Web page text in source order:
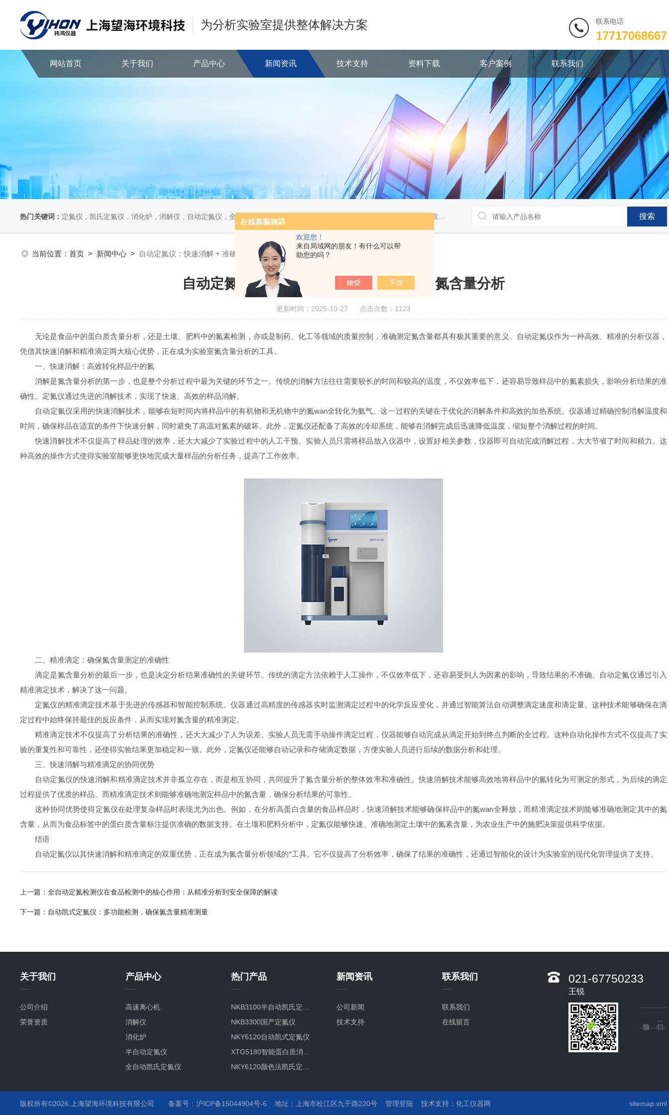
欢迎您！
来自局域网的朋友！有什么可以帮
助您的吗？
为分析实验室提供整体解决方案 联系电话
17717068667
网站首页 关于我们 产品中心 新闻资讯 技术支持 资料下载 客户案例 联系我们
热门关键词： 定氮仪，凯氏定氮仪，消化炉，消解仪，自动定氮仪，全自动定氮仪，半自动定氮仪，自动凯氏定氮仪，半自动凯氏定氮仪，全自动凯氏定氮仪
当前位置： 首页 > 新闻中心 > 自动定氮仪：快速消解 + 准确滴定，助力氮含量分析
自动定氮仪：快速消解 + 准确滴定，助力氮含量分析
更新时间：2025-10-27 点击次数：1123
无论是食品中的蛋白质含量分析，还是土壤、肥料中的氮素检测，亦或是制药、化工等领域的质量控制，准确测定氮含量都具有极其重要的意义。自动定氮仪作为一种高效、精准的分析仪器，
凭借其快速消解和精准滴定两大核心优势，正在成为实验室氮含量分析的工具。
一、快速消解：高效转化样品中的氮
消解是氮含量分析的第一步，也是整个分析过程中最为关键的环节之一。传统的消解方法往往需要较长的时间和较高的温度，不仅效率低下，还容易导致样品中的氮素损失，影响分析结果的准
确性。定氮仪通过先进的消解技术，实现了快速、高效的样品消解。
自动定氮仪采用的快速消解技术，能够在短时间内将样品中的有机物和无机物中的氮wan全转化为氨气。这一过程的关键在于优化的消解条件和高效的加热系统。仪器通过精确控制消解温度和
时间，确保样品在适宜的条件下快速分解，同时避免了高温对氮素的破坏。此外，定氮仪还配备了高效的冷却系统，能够在消解完成后迅速降低温度，缩短整个消解过程的时间。
快速消解技术不仅提高了样品处理的效率，还大大减少了实验过程中的人工干预。实验人员只需将样品放入仪器中，设置好相关参数，仪器即可自动完成消解过程，大大节省了时间和精力。这
种高效的操作方式使得实验室能够更快地完成大量样品的分析任务，提高了工作效率。
二、精准滴定：确保氮含量测定的准确性
滴定是氮含量分析的最后一步，也是决定分析结果准确性的关键环节。传统的滴定方法依赖于人工操作，不仅效率低下，还容易受到人为因素的影响，导致结果的不准确。自动定氮仪通过引入
精准滴定技术，解决了这一问题。
定氮仪的精准滴定技术基于先进的传感器和智能控制系统。仪器通过高精度的传感器实时监测滴定过程中的化学反应变化，并通过智能算法自动调整滴定速度和滴定量。这种技术能够确保在滴
定过程中始终保持最佳的反应条件，从而实现对氮含量的精准测定。
精准滴定技术不仅提高了分析结果的准确性，还大大减少了人为误差。实验人员无需手动操作滴定过程，仪器能够自动完成从滴定开始到终点判断的全过程。这种自动化操作方式不仅提高了实
验的重复性和可靠性，还使得实验结果更加稳定和一致。此外，定氮仪还能够自动记录和存储滴定数据，方便实验人员进行后续的数据分析和处理。
三、快速消解与精准滴定的协同优势
自动定氮仪的快速消解和精准滴定技术并非孤立存在，而是相互协同，共同提升了氮含量分析的整体效率和准确性。快速消解技术能够高效地将样品中的氮转化为可测定的形式，为后续的滴定
过程提供了优质的样品。而精准滴定技术则能够准确地测定样品中的氮含量，确保分析结果的可靠性。
这种协同优势使得定氮仪在处理复杂样品时表现尤为出色。例如，在分析高蛋白含量的食品样品时，快速消解技术能够确保样品中的氮wan全释放，而精准滴定技术则能够准确地测定其中的氮
含量，从而为食品标签中的蛋白质含量标注提供准确的数据支持。在土壤和肥料分析中，定氮仪能够快速、准确地测定土壤中的氮素含量，为农业生产中的施肥决策提供科学依据。
结语
自动定氮仪以其快速消解和精准滴定的双重优势，正在成为氮含量分析领域的*工具。它不仅提高了分析效率，确保了结果的准确性，还通过智能化的设计为实验室的现代化管理提供了支持。
上一篇： 全自动定氮检测仪在食品检测中的核心作用：从精准分析到安全保障的解读
下一篇： 自动凯式定氮仪：多功能检测，确保氮含量精准测量
关于我们
公司介绍
荣誉资质
产品中心
高速离心机
消解仪
消化炉
半自动定氮仪
全自动凯氏定氮仪
热门产品
NKB3300国产定氮仪
NKY6120自动凯式定氮仪
新闻资讯
公司新闻
技术支持
联系我们
联系我们
在线留言
021-67750233
王锐
版权所有©2026 上海望海环境科技有限公司 备案号：沪ICP备15044904号-6 地址： 上海市松江区九干路220号 管理登陆 技术支持： 化工仪器网 sitemap.xml